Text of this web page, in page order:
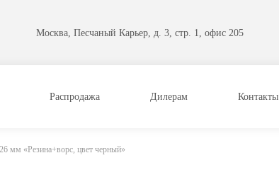
Москва, Песчаный Карьер, д. 3, стр. 1, офис 205
Распродажа Дилерам Контакты
мм «Резина+ворс, цвет черный»